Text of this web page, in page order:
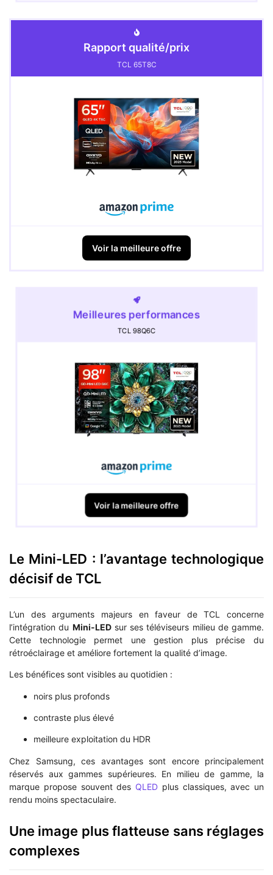
Rapport qualité/prix
TCL 65T8C
Voir la meilleure offre
Meilleures performances
TCL 98Q6C
Voir la meilleure offre
Le Mini-LED : l’avantage technologique
décisif de TCL
L’un des arguments majeurs en faveur de TCL concerne
l’intégration du Mini-LEDsur ses téléviseurs milieu de gamme.
Cette technologie permet une gestion plus précise du
rétroéclairage et améliore fortement la qualité d’image.
Les bénéfices sont visibles au quotidien :
noirs plus profonds
contraste plus élevé
meilleure exploitation du HDR
Chez Samsung, ces avantages sont encore principalement
réservés aux gammes supérieures. En milieu de gamme, la
marque propose souvent des QLED plus classiques, avec un
rendu moins spectaculaire.
Une image plus flatteuse sans réglages
complexes